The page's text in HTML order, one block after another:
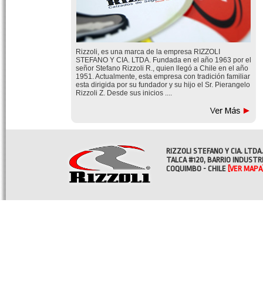
Rizzoli, es una marca de la empresa RIZZOLI
STEFANO Y CIA. LTDA. Fundada en el año 1963 por el
señor Stefano Rizzoli R., quien llegó a Chile en el año
1951. Actualmente, esta empresa con tradición familiar
esta dirigida por su fundador y su hijo el Sr. Pierangelo
Rizzoli Z. Desde sus inicios ....
RIZZOLI STEFANO Y CIA. LTDA.
TALCA #120, BARRIO
COQUIMBO - CHILE [VER